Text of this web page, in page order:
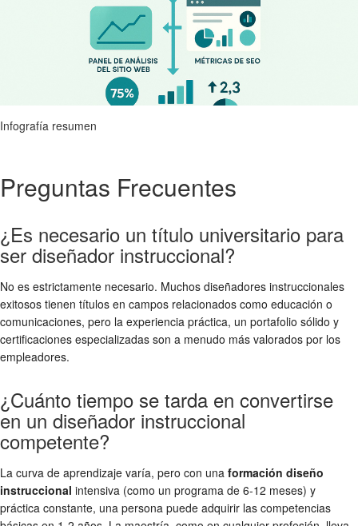
Infografía resumen
Preguntas Frecuentes
¿Es necesario un título universitario para
ser diseñador instruccional?
No es estrictamente necesario. Muchos diseñadores instruccionales
exitosos tienen títulos en campos relacionados como educación o
comunicaciones, pero la experiencia práctica, un portafolio sólido y
certificaciones especializadas son a menudo más valorados por los
empleadores.
¿Cuánto tiempo se tarda en convertirse
en un diseñador instruccional
competente?
La curva de aprendizaje varía, pero con una formación diseño
instruccional intensiva (como un programa de 6-12 meses) y
práctica constante, una persona puede adquirir las competencias